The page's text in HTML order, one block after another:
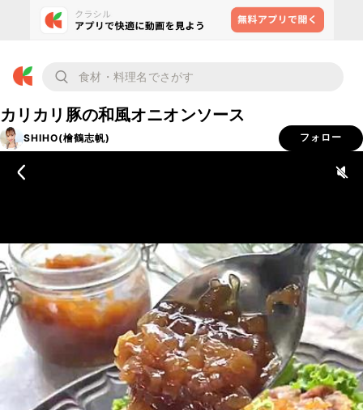
カリカリ豚の和風オニオンソース
SHIHO(檜鶴志帆) フォロー